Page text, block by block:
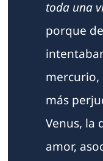
toda una
porque
mercurio,
más
Venus, la
amor,